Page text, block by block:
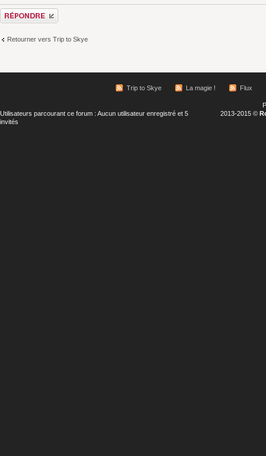
Répondre
Retourner vers Trip to Skye
Trip to Skye La magie ! Flux
Utilisateurs parcourant ce forum : Aucun utilisateur enregistré et 5
invités
2013-2015 ©